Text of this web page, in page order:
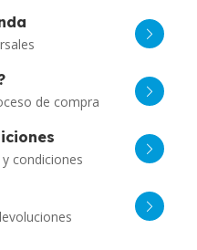
de compra
condiciones